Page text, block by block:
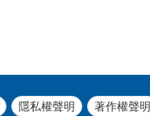
隱私權聲明 著作權聲明